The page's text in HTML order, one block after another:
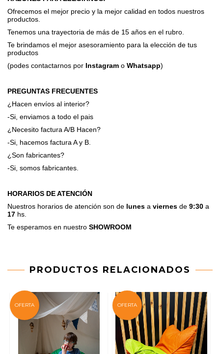
Ofrecemos el mejor precio y la mejor calidad en todos nuestros
productos.
Tenemos una trayectoria de más de 15 años en el rubro.
Te brindamos el mejor asesoramiento para la elección de tus
productos
(podes contactarnos por Instagram o Whatsapp)
PREGUNTAS FRECUENTES
¿Hacen envíos al interior?
-Si, enviamos a todo el pais
¿Necesito factura A/B Hacen?
-Si, hacemos factura A y B.
¿Son fabricantes?
-Si, somos fabricantes.
HORARIOS DE ATENCIÓN
Nuestros horarios de atención son de lunes a viernes de 9:30 a
17 hs.
Te esperamos en nuestro SHOWROOM
PRODUCTOS RELACIONADOS
OFERTA OFERTA